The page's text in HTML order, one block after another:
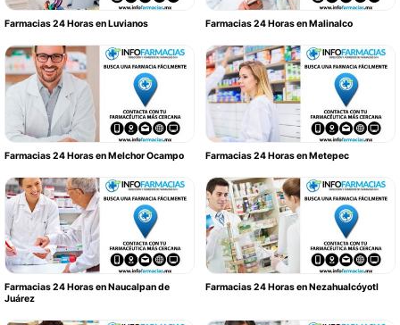
Farmacias 24 Horas en Luvianos Farmacias 24 Horas en Malinalco
Farmacias 24 Horas en Melchor Ocampo Farmacias 24 Horas en Metepec
Farmacias 24 Horas en Naucalpan de
Juárez
Farmacias 24 Horas en Nezahualcóyotl